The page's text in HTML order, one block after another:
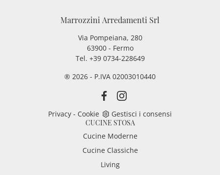
Marrozzini Arredamenti Srl
Via Pompeiana, 280
63900 - Fermo
Tel. +39 0734-228649
® 2026 - P.IVA 02003010440
Privacy - Cookie
Gestisci i consensi
CUCINE STOSA
Cucine Moderne
Cucine Classiche
Living